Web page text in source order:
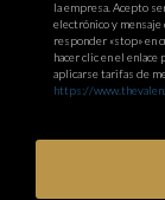
la empresa. Acepto
electrónico y
responder «stop» en
hacer clic en el
aplicarse tarifas de
https://